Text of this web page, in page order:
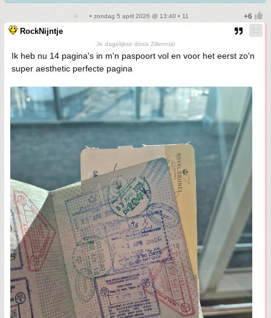
• zondag 5 april 2026 @ 13:40 • 11
RockNijntje
Je dagelijkse dosis Zillennial
Ik heb nu 14 pagina's in m'n paspoort vol en voor het eerst zo'n
super aesthetic perfecte pagina